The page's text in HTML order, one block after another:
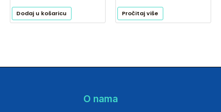
Dodaj u košaricu Pročitaj više
O nama